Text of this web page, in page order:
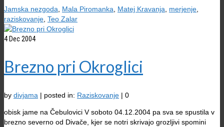
Jamska nezgoda Mala Piromanka Matej Kravanja merjenje
raziskovanje Teo Zalar
4Dec 2004
Brezno pri Okroglici
by divjama | posted in: Raziskovanje | 0
obisk jame na Čebulovici V soboto 04.12.2004 pa sva se spustila v
brezno severno od Divače, kjer se notri skrivajo grozljivi spomini